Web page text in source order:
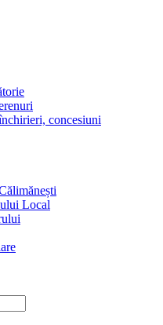
concesiuni
Local